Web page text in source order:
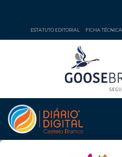
ESTATUTO EDITORIAL FICHA TÉCNICA